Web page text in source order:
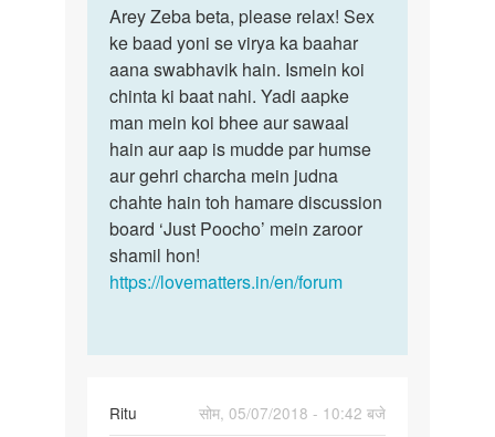
to
Meri
yoni
se
Sara
sperm…
by
Zeba
Arey
Zeba
beta,
please
relax…
Arey Zeba beta, please relax! Sex
ke baad yoni se virya ka baahar
aana swabhavik hain. Ismein koi
chinta ki baat nahi. Yadi aapke
man mein koi bhee aur sawaal
hain aur aap is mudde par humse
aur gehri charcha mein judna
chahte hain toh hamare discussion
board ‘Just Poocho’ mein zaroor
shamil hon!
https://lovematters.in/en/forum
Ritu
सोम, 05/07/2018 - 10:42 बजे